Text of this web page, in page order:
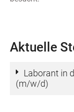
Aktuelle
Laborant in
(m/w/d)